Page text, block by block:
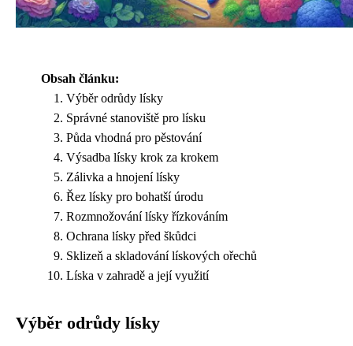
Obsah článku:
Výběr odrůdy lísky
Správné stanoviště pro lísku
Půda vhodná pro pěstování
Výsadba lísky krok za krokem
Zálivka a hnojení lísky
Řez lísky pro bohatší úrodu
Rozmnožování lísky řízkováním
Ochrana lísky před škůdci
Sklizeň a skladování lískových ořechů
Líska v zahradě a její využití
Výběr odrůdy lísky